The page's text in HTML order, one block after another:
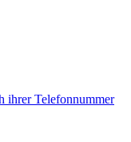
ihrer Telefonnummer